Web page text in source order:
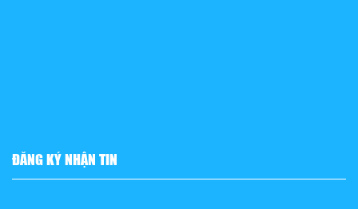
ĐĂNG KÝ NHẬN TIN